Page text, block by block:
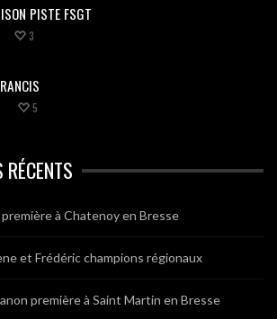
PISTE FSGT
3
5
à Chatenoy en Bresse
et Frédéric champions régionaux
première à Saint Martin en Bresse